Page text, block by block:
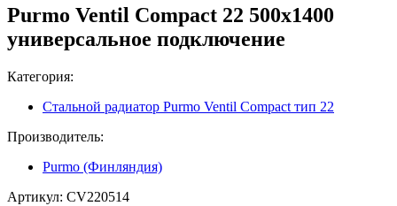
Purmo Ventil Compact 22 500х1400
универсальное подключение
Категория:
Стальной радиатор Purmo Ventil Compact тип 22
Производитель:
Purmo (Финляндия)
Артикул: CV220514